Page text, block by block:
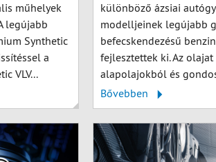
műhelyek
legújabb
Synthetic
a
VLV...
különböző ázsiai
modelljeinek legújabb
befecskendezésű
fejlesztettek ki. Az
alapolajokból és
Bővebben